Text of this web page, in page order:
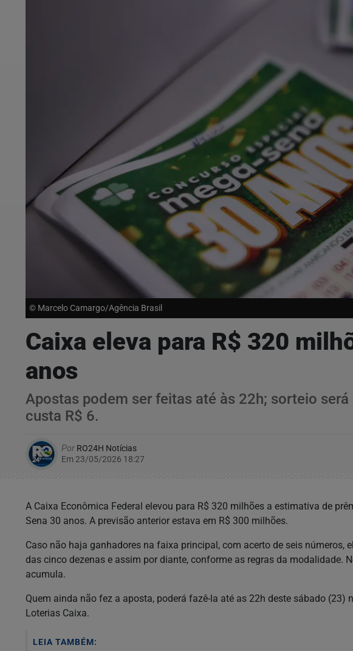
© Marcelo Camargo/Agência Brasil
Caixa eleva para R$ 320
anos
Apostas podem ser feitas até às 22h; sorteio
custa R$ 6.
Por RO24H Notícias
Em 23/05/2026 18:27
A Caixa Econômica Federal elevou para R$ 320 milhões a estimativa de
Sena 30 anos. A previsão anterior estava em R$ 300 milhões.
Caso não haja ganhadores na faixa principal, com acerto de seis números,
das cinco dezenas e assim por diante, conforme as regras da modalidade.
acumula.
Quem ainda não fez a aposta, poderá fazê-la até as 22h deste sábado (23)
Loterias Caixa.
LEIA TAMBÉM: